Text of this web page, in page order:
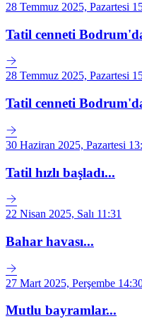
28 Temmuz 2025, Pazartesi
Tatil cenneti
28 Temmuz 2025, Pazartesi
Tatil cenneti
30 Haziran 2025, Pazartesi
Tatil hızlı başladı...
22 Nisan 2025, Salı 11:31
Bahar havası...
27 Mart 2025, Perşembe
Mutlu bayramlar...